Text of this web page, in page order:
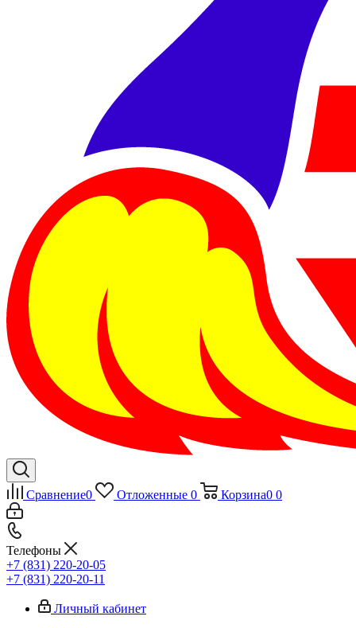
Сравнение0 Отложенные 0 Корзина0 0
Телефоны
+7 (831) 220-20-05
+7 (831) 220-20-11
Личный кабинет